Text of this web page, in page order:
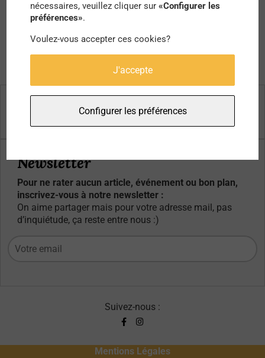
Newsletter
Pour ne rater aucun article, événement ou bon plan,
inscrivez-vous à notre newsletter :
On aime partager mais pour votre adresse mail, pas
d’inquiétude, ça reste entre nous :)
Suivez-nous :
Mentions Légales
nécessaires, veuillez cliquer sur«Configurer les
préférences».
Voulez-vous accepter ces cookies?
J'accepte
Configurer les préférences